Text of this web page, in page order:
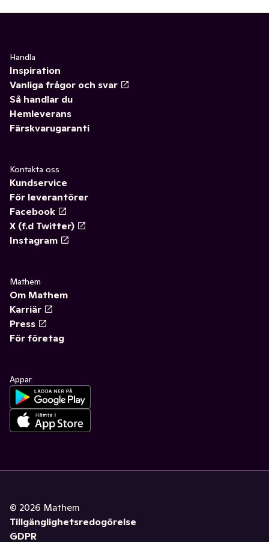
Handla
Inspiration
Vanliga frågor och svar
Så handlar du
Hemleverans
Färskvarugaranti
Kontakta oss
Kundservice
För leverantörer
Facebook
X (f.d Twitter)
Instagram
Mathem
Om Mathem
Karriär
Press
För företag
Appar
© 2026 Mathem
Tillgänglighetsredogörelse
GDPR